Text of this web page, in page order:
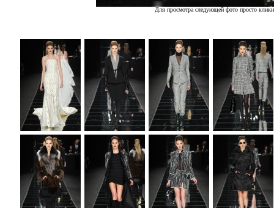
Для просмотра следующей фото просто